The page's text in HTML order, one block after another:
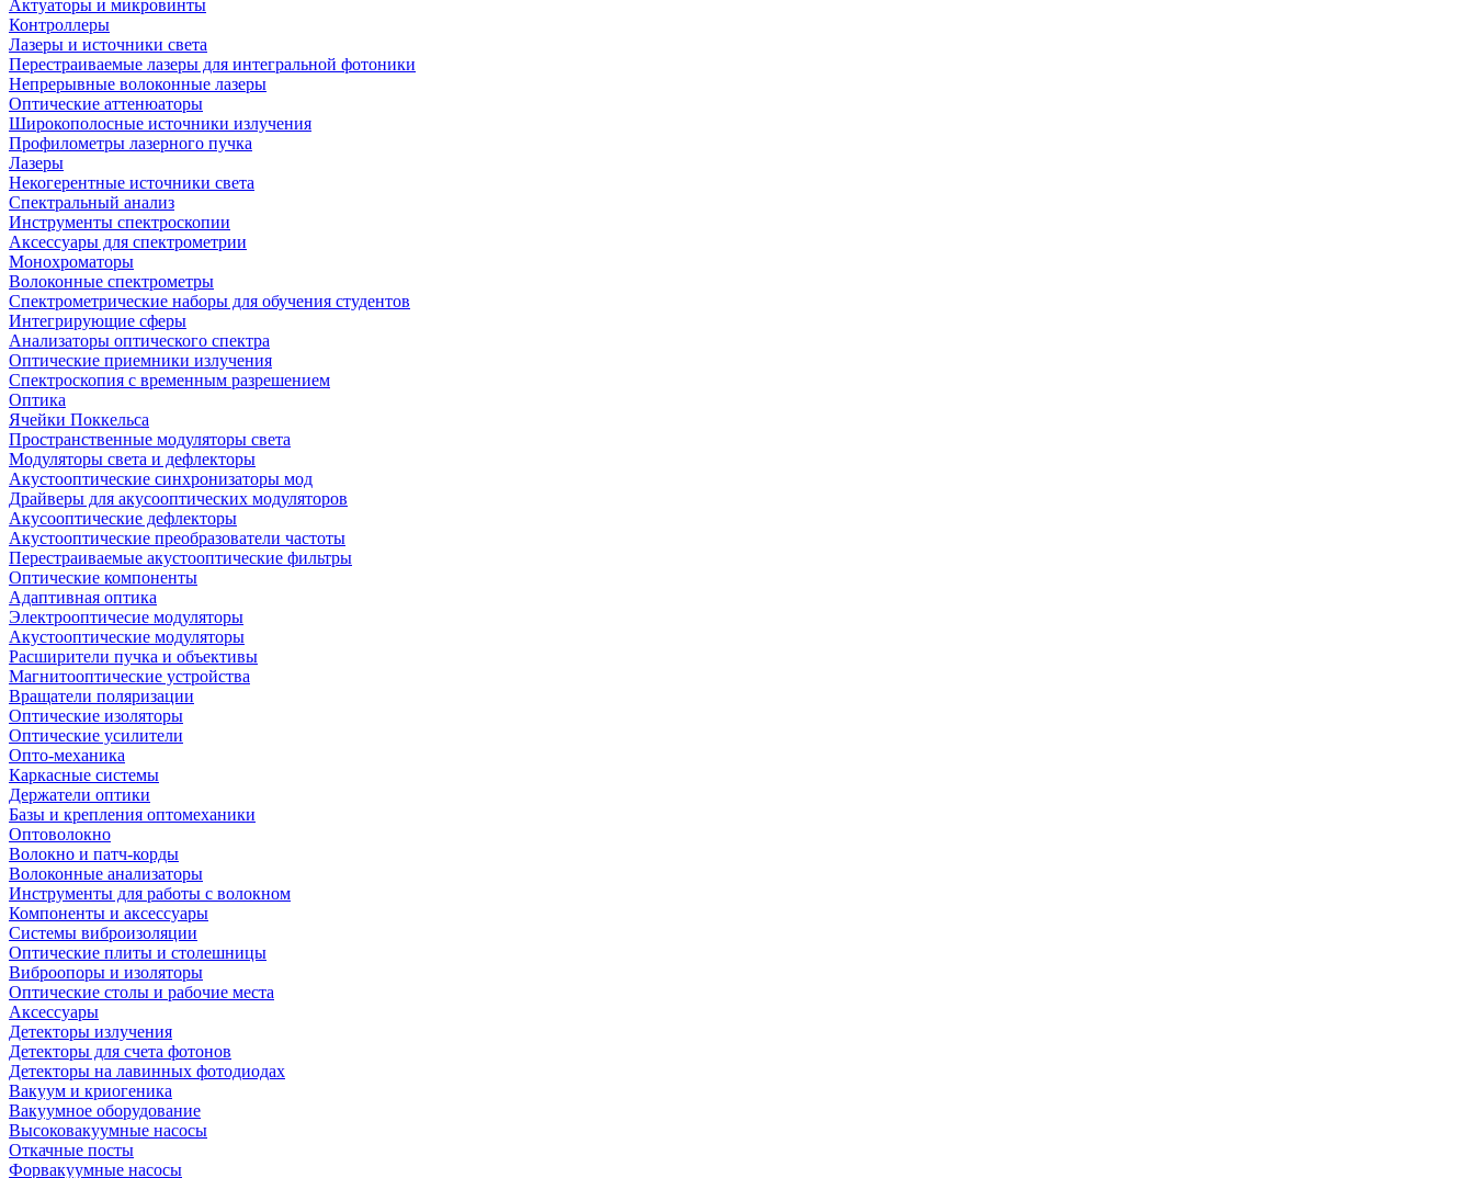
Актуаторы и микровинты
Контроллеры
Лазеры и источники света
Перестраиваемые лазеры для интегральной фотоники
Непрерывные волоконные лазеры
Оптические аттенюаторы
Широкополосные источники излучения
Профилометры лазерного пучка
Лазеры
Некогерентные источники света
Спектральный анализ
Инструменты спектроскопии
Аксессуары для спектрометрии
Монохроматоры
Волоконные спектрометры
Спектрометрические наборы для обучения студентов
Интегрирующие сферы
Анализаторы оптического спектра
Оптические приемники излучения
Спектроскопия с временным разрешением
Оптика
Ячейки Поккельса
Пространственные модуляторы света
Модуляторы света и дефлекторы
Акустооптические синхронизаторы мод
Драйверы для акусооптических модуляторов
Акусооптические дефлекторы
Акустооптические преобразователи частоты
Перестраиваемые акустооптические фильтры
Оптические компоненты
Адаптивная оптика
Электрооптичесие модуляторы
Акустооптические модуляторы
Расширители пучка и объективы
Магнитооптические устройства
Вращатели поляризации
Оптические изоляторы
Оптические усилители
Опто-механика
Каркасные системы
Держатели оптики
Базы и крепления оптомеханики
Оптоволокно
Волокно и патч-корды
Волоконные анализаторы
Инструменты для работы с волокном
Компоненты и аксессуары
Системы виброизоляции
Оптические плиты и столешницы
Виброопоры и изоляторы
Оптические столы и рабочие места
Аксессуары
Детекторы излучения
Детекторы для счета фотонов
Детекторы на лавинных фотодиодах
Вакуум и криогеника
Вакуумное оборудование
Высоковакуумные насосы
Откачные посты
Форвакуумные насосы